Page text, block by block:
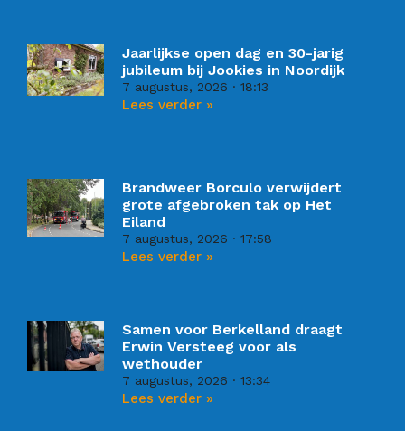
Jaarlijkse open dag en 30-jarig
jubileum bij Jookies in Noordijk
7 augustus, 2026 18:13
Lees verder »
Brandweer Borculo verwijdert
grote afgebroken tak op Het
Eiland
7 augustus, 2026 17:58
Lees verder »
Samen voor Berkelland draagt
Erwin Versteeg voor als
wethouder
7 augustus, 2026 13:34
Lees verder »